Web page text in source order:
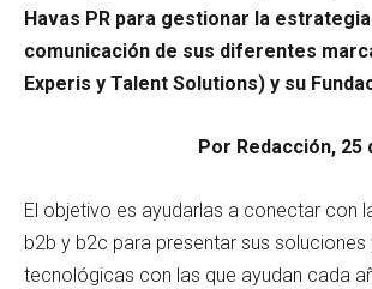
Havas PR para gestionar la
comunicación de sus diferentes
Experis y Talent Solutions) y su
Por Redacción, 25
El objetivo es ayudarlas a conectar con
b2b y b2c para presentar sus soluciones
tecnológicas con las que ayudan cada